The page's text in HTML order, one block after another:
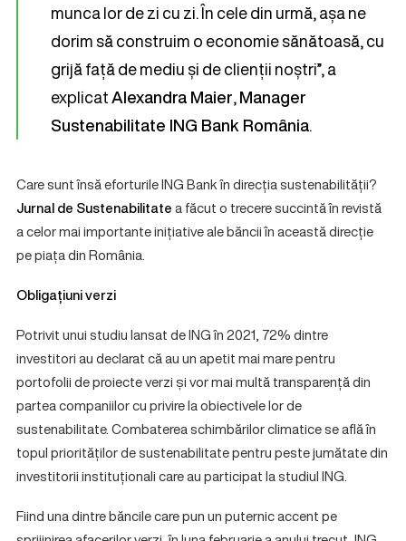
munca lor de zi cu zi. În cele din urmă, așa ne
dorim să construim o economie sănătoasă, cu
grijă față de mediu și de clienții noștri”, a
explicatAlexandra Maier,Manager
Sustenabilitate ING Bank România.
Care sunt însă eforturile ING Bank în direcția sustenabilității?
Jurnal de Sustenabilitatea făcut o trecere succintă în revistă
a celor mai importante inițiative ale băncii în această direcție
pe piața din România.
Obligațiuni verzi
Potrivit unui studiu lansat de ING în 2021, 72% dintre
investitori au declarat că au un apetit mai mare pentru
portofolii de proiecte verzi și vor mai multă transparență din
partea companiilor cu privire la obiectivele lor de
sustenabilitate. Combaterea schimbărilor climatice se află în
topul priorităților de sustenabilitate pentru peste jumătate din
investitorii instituționali care au participat la studiul ING.
Fiind una dintre băncile care pun un puternic accent pe